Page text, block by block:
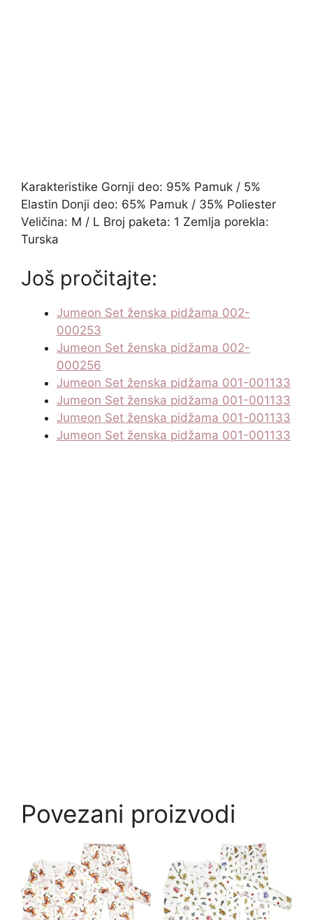
Karakteristike Gornji deo: 95% Pamuk / 5%
Elastin Donji deo: 65% Pamuk / 35% Poliester
Veličina: M / L Broj paketa: 1 Zemlja porekla:
Turska
Još pročitajte:
Jumeon Set ženska pidžama 002-
000253
Jumeon Set ženska pidžama 002-
000256
Jumeon Set ženska pidžama 001-001133
Jumeon Set ženska pidžama 001-001133
Jumeon Set ženska pidžama 001-001133
Jumeon Set ženska pidžama 001-001133
Povezani proizvodi